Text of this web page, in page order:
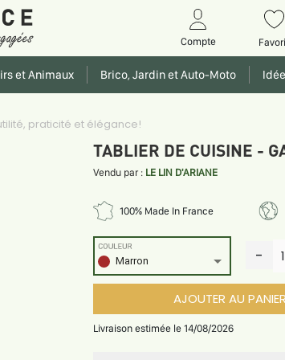
Compte
et Animaux Brico, Jardin et Auto-Moto
praticité et élégance!
TABLIER DE CUISINE -
Vendu par : LE LIN D'ARIANE
100% Made In France
Marron
COULEUR - 1
AJOUTER AU
Livraison estimée le 14/08/2026